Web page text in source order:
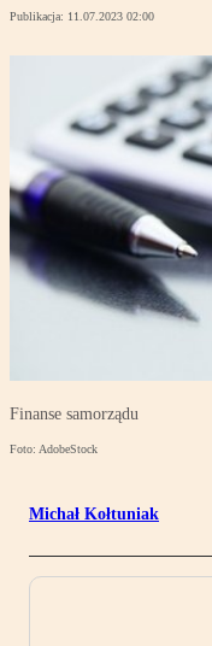
Publikacja: 11.07.2023 02:00
Finanse samorządu
Foto: AdobeStock
Michał Kołtuniak